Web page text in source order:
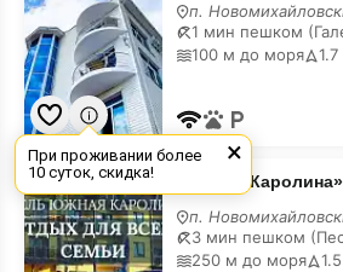
1 мин пешком
100 м до моря
«Южная
Каролина»
гостиница
«Южная
3 мин пешком
250 м до моря
×
При проживании более
10 суток, скидка!